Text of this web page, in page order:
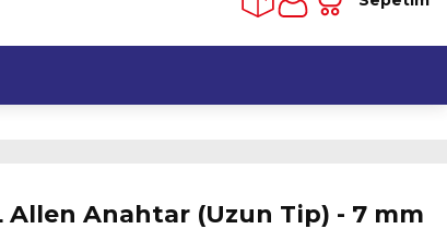
Allen Anahtar (Uzun Tip) - 7 mm